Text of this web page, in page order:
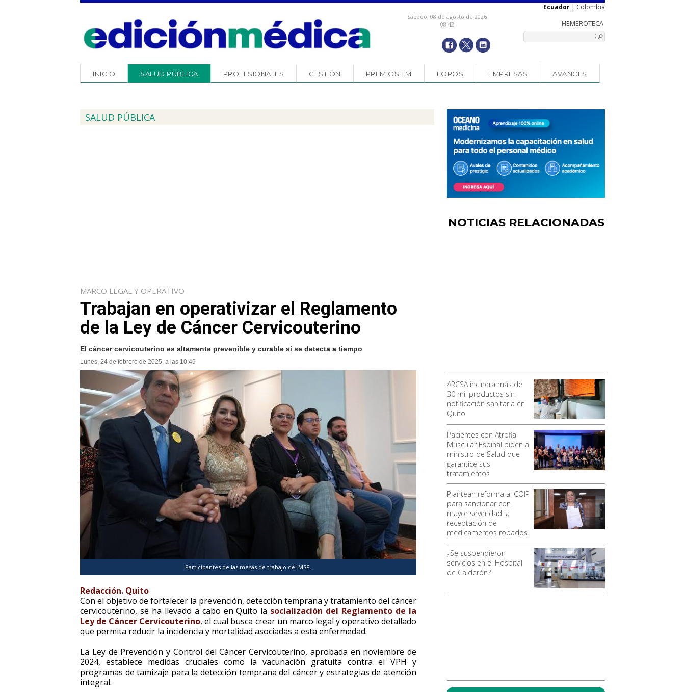
Sábado, 08 de agosto de 2026
08:42
Ecuador | Colombia
INICIO SALUD PÚBLICA PROFESIONALES GESTIÓN PREMIOS EM FOROS EMPRESAS AVANCES
NOTICIAS RELACIONADAS
ARCSA incinera más de
30 mil productos sin
notificación sanitaria en
Quito
Pacientes con Atrofia
Muscular Espinal piden al
ministro de Salud que
garantice sus
tratamientos
Plantean reforma al COIP
para sancionar con
mayor severidad la
receptación de
medicamentos robados
¿Se suspendieron
servicios en el Hospital
de Calderón?
SALUD PÚBLICA
MARCO LEGAL Y OPERATIVO
Trabajan en operativizar el Reglamento
de la Ley de Cáncer Cervicouterino
El cáncer cervicouterino es altamente prevenible y curable si se detecta a tiempo
Lunes, 24 de febrero de 2025, a las 10:49
Participantes de las mesas de trabajo del MSP.
Redacción. Quito
Con el objetivo de fortalecer la prevención, detección temprana y tratamiento del cáncer
cervicouterino, se ha llevado a cabo en Quito la socialización del Reglamento de la
Ley de Cáncer Cervicouterino, el cual busca crear un marco legal y operativo detallado
que permita reducir la incidencia y mortalidad asociadas a esta enfermedad.
La Ley de Prevención y Control del Cáncer Cervicouterino, aprobada en noviembre de
2024, establece medidas cruciales como la vacunación gratuita contra el VPH y
programas de tamizaje para la detección temprana del cáncer y estrategias de atención
integral.